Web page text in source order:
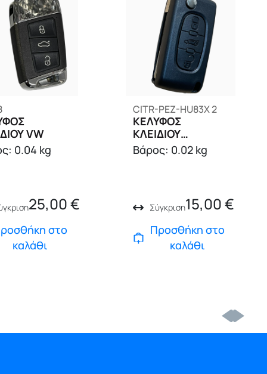
VW
0.04 kg
25,00€
στο
καλάθι
CITR-PEZ-HU83X 2
ΚΕΛΥΦΟΣ
ΚΛΕΙΔΙΟΥ
CITROEN
Βάρος: 0.02 kg
Σύγκριση15,00€
Προσθήκη στο
καλάθι